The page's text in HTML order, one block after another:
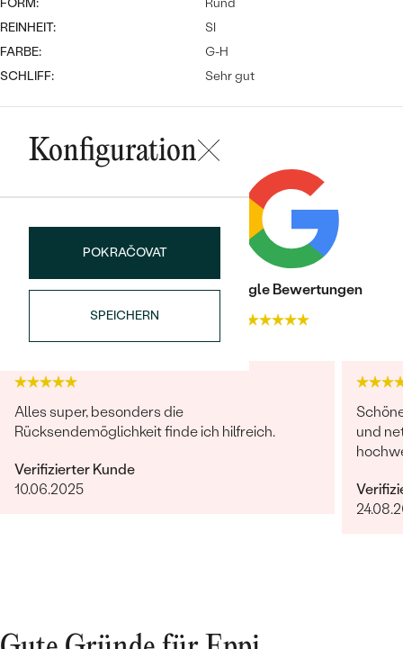
Wave Kollektion
Bestseller
ANSEHEN
ANSEHEN
FORM:
Rund
REINHEIT:
SI
FARBE:
G-H
SCHLIFF:
Sehr gut
Konfiguration
POKRAČOVAT
SPEICHERN
Trusted shop BewertungenGoogle Bewertungen
Alles super, besonders die
Rücksendemöglichkeit finde ich hilfreich.
Verifizierter Kunde
10.06.2025
und